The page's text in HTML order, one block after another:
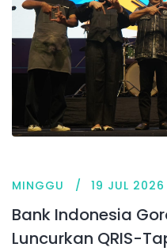
MINGGU 19 JUL 2026
Bank Indonesia
Luncurkan QRIS-